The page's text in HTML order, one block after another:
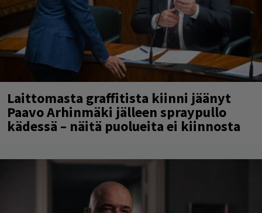
Laittomasta graffitista kiinni jäänyt
Paavo Arhinmäki jälleen spraypullo
kädessä – näitä puolueita ei kiinnosta